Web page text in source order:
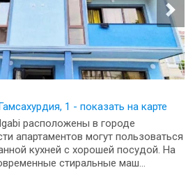
1 - показать на карте
расположены в городе
апартаментов могут пользоваться
кухней с хорошей посудой. На
стиральные маш...